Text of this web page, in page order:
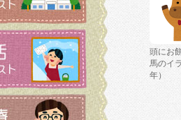
頭にお
馬のイ
年）